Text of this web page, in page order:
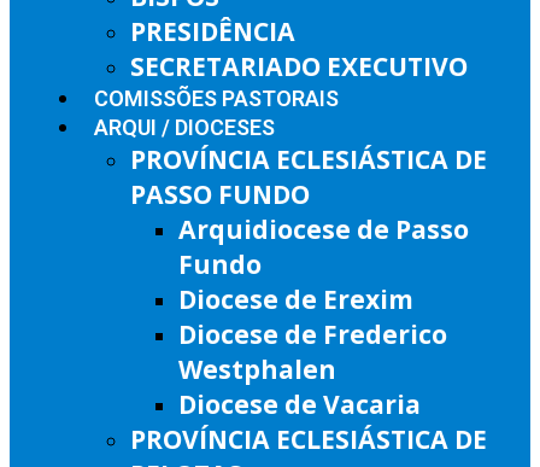
PRESIDÊNCIA
SECRETARIADO EXECUTIVO
COMISSÕES PASTORAIS
ARQUI / DIOCESES
PROVÍNCIA ECLESIÁSTICA DE
PASSO FUNDO
Arquidiocese de Passo
Fundo
Diocese de Erexim
Diocese de Frederico
Westphalen
Diocese de Vacaria
PROVÍNCIA ECLESIÁSTICA DE